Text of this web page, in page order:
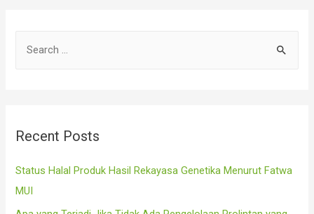
h
Recent Posts
Status Halal Produk Hasil Rekayasa Genetika Menurut Fatwa
MUI